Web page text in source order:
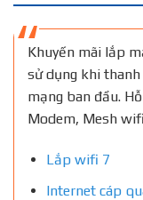
Khuyến mãi lắp
sử dụng khi
mạng ban đầu.
Modem, Mesh
Lắp wifi 7
Internet cáp